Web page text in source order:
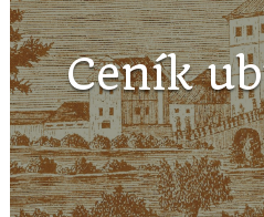
Ceník